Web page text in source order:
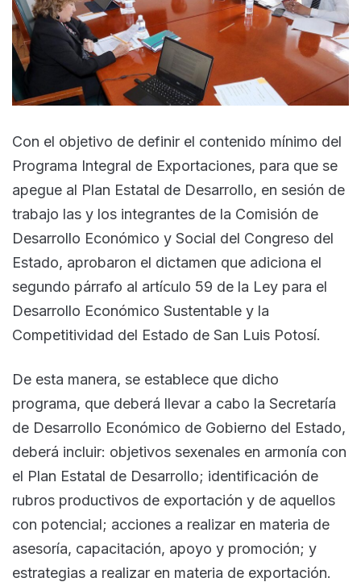
Con el objetivo de definir el contenido mínimo del
Programa Integral de Exportaciones, para que se
apegue al Plan Estatal de Desarrollo, en sesión de
trabajo las y los integrantes de la Comisión de
Desarrollo Económico y Social del Congreso del
Estado, aprobaron el dictamen que adiciona el
segundo párrafo al artículo 59 de la Ley para el
Desarrollo Económico Sustentable y la
Competitividad del Estado de San Luis Potosí.
De esta manera, se establece que dicho
programa, que deberá llevar a cabo la Secretaría
de Desarrollo Económico de Gobierno del Estado,
deberá incluir: objetivos sexenales en armonía con
el Plan Estatal de Desarrollo; identificación de
rubros productivos de exportación y de aquellos
con potencial; acciones a realizar en materia de
asesoría, capacitación, apoyo y promoción; y
estrategias a realizar en materia de exportación.